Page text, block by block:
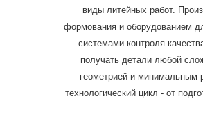
виды литейных работ.
формования и оборудованием
системами контроля
получать детали любой
геометрией и минимальным
технологический цикл - от